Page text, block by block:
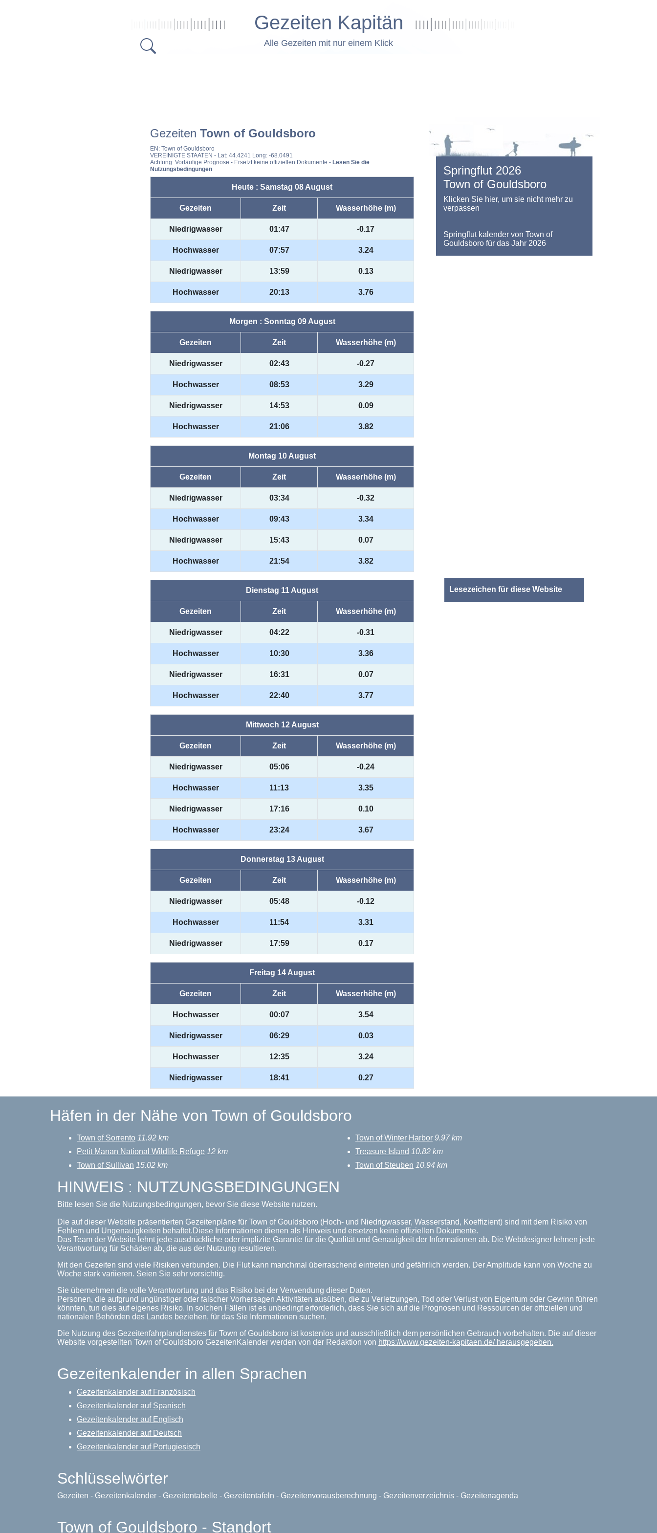
Gezeiten Kapitän
Alle Gezeiten mit nur einem Klick
Gezeiten Town of Gouldsboro
EN: Town of Gouldsboro
VEREINIGTE STAATEN - Lat: 44.4241 Long: -68.0491
Achtung: Vorläufige Prognose - Ersetzt keine offiziellen Dokumente - Lesen Sie die
Nutzungsbedingungen
Heute : Samstag 08 August
Gezeiten Zeit Wasserhöhe (m)
Niedrigwasser 01:47 -0.17
Hochwasser 07:57 3.24
Niedrigwasser 13:59 0.13
Hochwasser 20:13 3.76
Morgen : Sonntag 09 August
Gezeiten Zeit Wasserhöhe (m)
Niedrigwasser 02:43 -0.27
Hochwasser 08:53 3.29
Niedrigwasser 14:53 0.09
Hochwasser 21:06 3.82
Montag 10 August
Gezeiten Zeit Wasserhöhe (m)
Niedrigwasser 03:34 -0.32
Hochwasser 09:43 3.34
Niedrigwasser 15:43 0.07
Hochwasser 21:54 3.82
Dienstag 11 August
Gezeiten Zeit Wasserhöhe (m)
Niedrigwasser 04:22 -0.31
Hochwasser 10:30 3.36
Niedrigwasser 16:31 0.07
Hochwasser 22:40 3.77
Mittwoch 12 August
Gezeiten Zeit Wasserhöhe (m)
Niedrigwasser 05:06 -0.24
Hochwasser 11:13 3.35
Niedrigwasser 17:16 0.10
Hochwasser 23:24 3.67
Donnerstag 13 August
Gezeiten Zeit Wasserhöhe (m)
Niedrigwasser 05:48 -0.12
Hochwasser 11:54 3.31
Niedrigwasser 17:59 0.17
Freitag 14 August
Gezeiten Zeit Wasserhöhe (m)
Hochwasser 00:07 3.54
Niedrigwasser 06:29 0.03
Hochwasser 12:35 3.24
Niedrigwasser 18:41 0.27
Springflut 2026
Town of Gouldsboro
Klicken Sie hier, um sie nicht mehr zu
verpassen
Springflut kalender von Town of
Gouldsboro für das Jahr 2026
Lesezeichen für diese Website
Häfen in der Nähe von Town of Gouldsboro
Town of Sorrento 11.92 km
Petit Manan National Wildlife Refuge 12 km
Town of Sullivan 15.02 km
Town of Winter Harbor 9.97 km
Treasure Island 10.82 km
Town of Steuben 10.94 km
HINWEIS : NUTZUNGSBEDINGUNGEN
Bitte lesen Sie die Nutzungsbedingungen, bevor Sie diese Website nutzen.
Die auf dieser Website präsentierten Gezeitenpläne für Town of Gouldsboro (Hoch- und Niedrigwasser, Wasserstand, Koeffizient) sind mit dem Risiko von
Fehlern und Ungenauigkeiten behaftet.Diese Informationen dienen als Hinweis und ersetzen keine offiziellen Dokumente.
Das Team der Website lehnt jede ausdrückliche oder implizite Garantie für die Qualität und Genauigkeit der Informationen ab. Die Webdesigner lehnen jede
Verantwortung für Schäden ab, die aus der Nutzung resultieren.
Mit den Gezeiten sind viele Risiken verbunden. Die Flut kann manchmal überraschend eintreten und gefährlich werden. Der Amplitude kann von Woche zu
Woche stark variieren. Seien Sie sehr vorsichtig.
Sie übernehmen die volle Verantwortung und das Risiko bei der Verwendung dieser Daten.
Personen, die aufgrund ungünstiger oder falscher Vorhersagen Aktivitäten ausüben, die zu Verletzungen, Tod oder Verlust von Eigentum oder Gewinn führen
könnten, tun dies auf eigenes Risiko. In solchen Fällen ist es unbedingt erforderlich, dass Sie sich auf die Prognosen und Ressourcen der offiziellen und
nationalen Behörden des Landes beziehen, für das Sie Informationen suchen.
Die Nutzung des Gezeitenfahrplandienstes für Town of Gouldsboro ist kostenlos und ausschließlich dem persönlichen Gebrauch vorbehalten. Die auf dieser
Website vorgestellten Town of Gouldsboro GezeitenKalender werden von der Redaktion von https://www.gezeiten-kapitaen.de/ herausgegeben.
Gezeitenkalender in allen Sprachen
Gezeitenkalender auf Französisch
Gezeitenkalender auf Spanisch
Gezeitenkalender auf Englisch
Gezeitenkalender auf Deutsch
Gezeitenkalender auf Portugiesisch
Schlüsselwörter
Gezeiten - Gezeitenkalender - Gezeitentabelle - Gezeitentafeln - Gezeitenvorausberechnung - Gezeitenverzeichnis - Gezeitenagenda
Town of Gouldsboro - Standort